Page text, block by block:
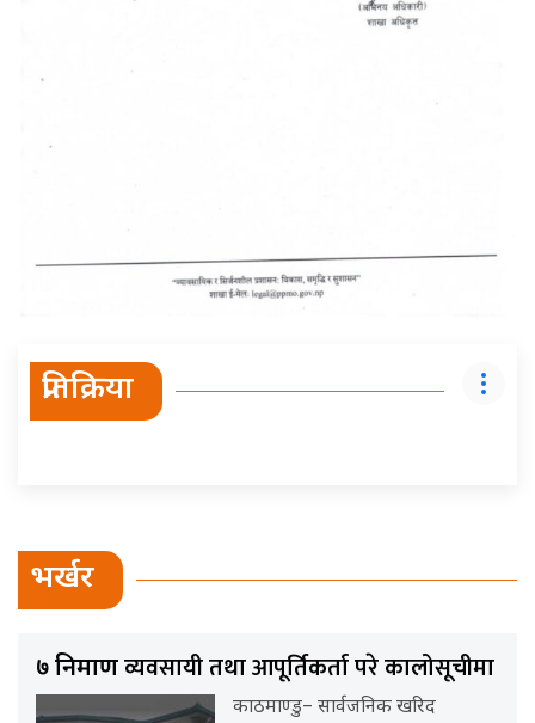
प्रतिक्रिया
भर्खर
७ निर्माणव्यवसायी तथा आपूर्तिकर्ता परे कालोसूचीमा
काठमाण्डु– सार्वजनिक खरिद